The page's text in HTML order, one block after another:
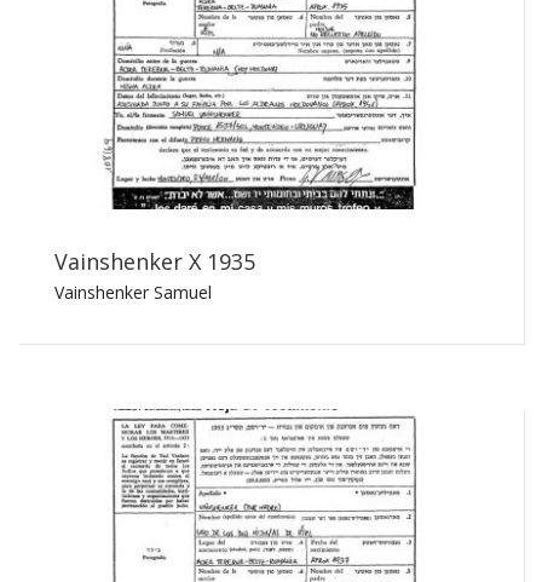
Vainshenker X 1935
Vainshenker Samuel